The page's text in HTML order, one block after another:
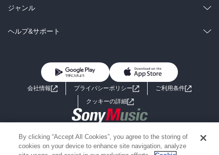
BL・TL
雑誌・グラビア
BL・TL
ラノベ
雑誌・グラビア
総合
ラノベ
ジャンル
コミック
ライトノベル 男子向けラノベ
小説
海外小説
ミステリー SF
ヘルプ&サポート
よくあるご質問 お問い合わせ
会社情報 プライバシーポリシー
ご利用条件
クッキーの詳細
Copyright 2017 - 2026 Sony Music Entertainment(Japan) Inc.
Information on the site is for the Japan domestic market only
By clicking “Accept All Cookies”, you agree to the storing of
cookies on your device to enhance site navigation, analyze